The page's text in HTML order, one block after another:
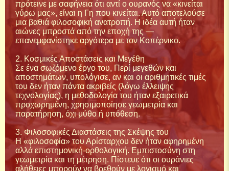
πρότεινε με σαφήνεια ότι αντί ο ουρανός να «κινείται
γύρω μας», είναι η Γη που κινείται. Αυτό αποτελούσε
μια βαθιά φιλοσοφική ανατροπή. Η ιδέα αυτή ήταν
αιώνες μπροστά από την εποχή της —
επανεμφανίστηκε αργότερα με τον Κοπέρνικο.
2. Κοσμικές Αποστάσεις και Μεγέθη
Σε ένα σωζόμενο έργο του, Περί μεγεθών και
αποστημάτων, υπολόγισε, αν και οι αριθμητικές τιμές
του δεν ήταν πάντα ακριβείς (λόγω έλλειψης
τεχνολογίας), η μεθοδολογία του ήταν εξαιρετικά
προχωρημένη, χρησιμοποίησε γεωμετρία και
παρατήρηση, όχι μύθο ή υπόθεση.
3. Φιλοσοφικές Διαστάσεις της Σκέψης του
Η «φιλοσοφία» του Αρίσταρχου δεν ήταν αφηρημένη
αλλά επιστημονική-ορθολογική. Εμπιστοσύνη στη
γεωμετρία και τη μέτρηση. Πίστευε ότι οι ουράνιες
αλήθειες μπορούν να βρεθούν με λογισμό και